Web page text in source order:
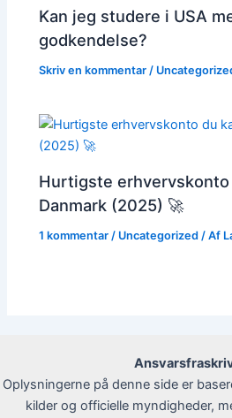
Kan jeg studere i USA
godkendelse?
Skriv en kommentar /
Hurtigste erhvervskonto
Danmark (2025) 🚀
1 kommentar / Uncategorized / Af
Oplysningerne på denne side er
kilder og officielle myndigheder,